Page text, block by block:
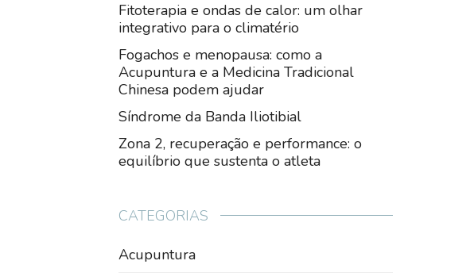
Fitoterapia e ondas de calor: um olhar
integrativo para o climatério
Fogachos e menopausa: como a
Acupuntura e a Medicina Tradicional
Chinesa podem ajudar
Síndrome da Banda Iliotibial
Zona 2, recuperação e performance: o
equilíbrio que sustenta o atleta
CATEGORIAS
Acupuntura